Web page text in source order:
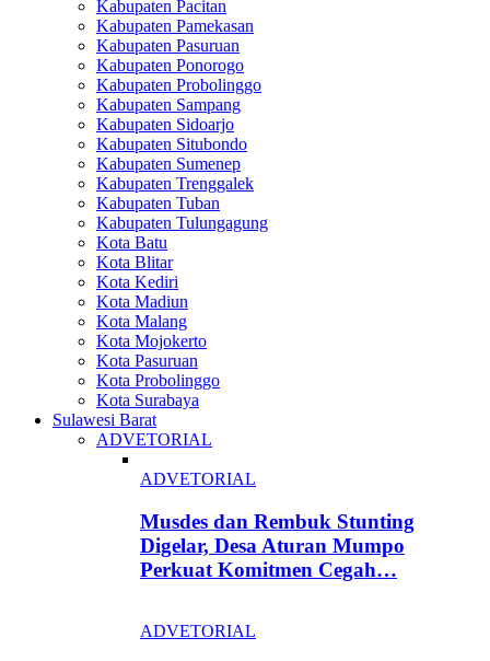
Kabupaten Pacitan
Kabupaten Pamekasan
Kabupaten Pasuruan
Kabupaten Ponorogo
Kabupaten Probolinggo
Kabupaten Sampang
Kabupaten Sidoarjo
Kabupaten Situbondo
Kabupaten Sumenep
Kabupaten Trenggalek
Kabupaten Tuban
Kabupaten Tulungagung
Kota Batu
Kota Blitar
Kota Kediri
Kota Madiun
Kota Malang
Kota Mojokerto
Kota Pasuruan
Kota Probolinggo
Kota Surabaya
Sulawesi Barat
ADVETORIAL
ADVETORIAL
Musdes dan Rembuk Stunting
Digelar, Desa Aturan Mumpo
Perkuat Komitmen Cegah…
ADVETORIAL